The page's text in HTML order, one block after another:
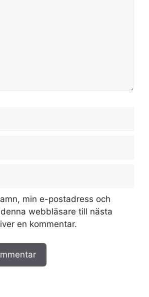
min e-postadress och
webbläsare till nästa
en kommentar.